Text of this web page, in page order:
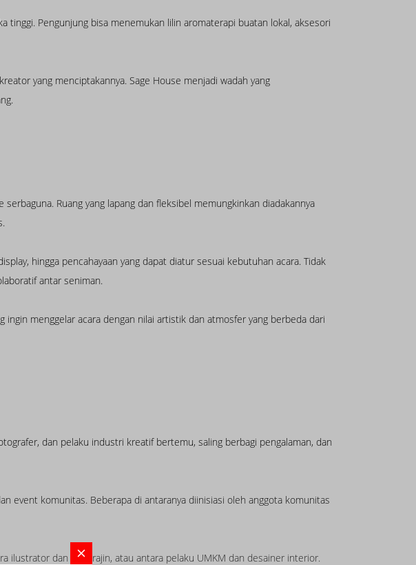
Pengunjung bisa menemukan lilin aromaterapi buatan lokal, aksesori
yang menciptakannya. Sage House menjadi wadah yang
Ruang yang lapang dan fleksibel memungkinkan diadakannya
hingga pencahayaan yang dapat diatur sesuai kebutuhan acara. Tidak
antar seniman.
menggelar acara dengan nilai artistik dan atmosfer yang berbeda dari
dan pelaku industri kreatif bertemu, saling berbagi pengalaman, dan
event komunitas. Beberapa di antaranya diinisiasi oleh anggota komunitas
ilustrator dan pengrajin, atau antara pelaku UMKM dan desainer interior.